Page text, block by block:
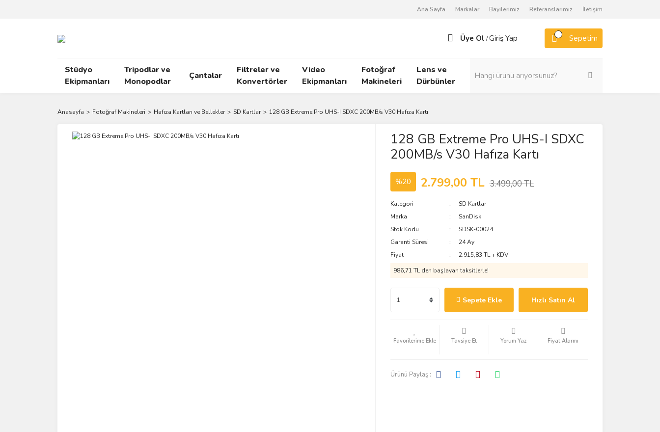
Ana Sayfa Markalar Bayilerimiz Referanslarımız İletişim
Üye Ol /Giriş Yap Sepetim
Stüdyo
Ekipmanları
Tripodlar ve
Monopodlar
Çantalar
Filtreler ve
Konvertörler
Video
Ekipmanları
Fotoğraf
Makineleri
Lens ve
Dürbünler
Anasayfa Fotoğraf Makineleri Hafıza Kartları ve Bellekler SD Kartlar 128 GB Extreme Pro UHS-I SDXC 200MB/s V30 Hafıza Kartı
128 GB Extreme Pro UHS-I SDXC
200MB/s V30 Hafıza Kartı
%20 2.799,00 TL 3.499,00 TL
Kategori
SD Kartlar
Marka
SanDisk
Stok Kodu
SDSK-00024
Garanti Süresi
24 Ay
Fiyat
2.915,83 TL + KDV
986,71 TL den başlayan taksitlerle!
Sepete Ekle Hızlı Satın Al
Tavsiye Et Yorum Yaz Fiyat Alarmı
Ürünü Paylaş :